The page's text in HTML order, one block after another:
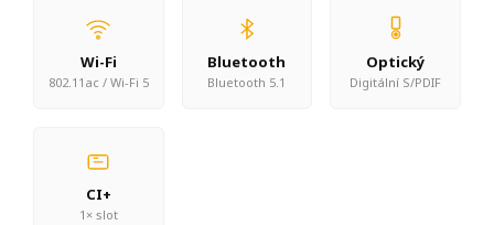
Wi-Fi
802.11ac / Wi-Fi 5
Bluetooth
Bluetooth 5.1
Optický
Digitální S/PDIF
CI+
1× slot